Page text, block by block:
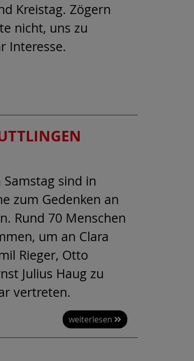
Kreistag. Zögern
nicht, uns zu
Interesse.
sind in
zum Gedenken an
Rund 70 Menschen
um an Clara
Rieger, Otto
Julius Haug zu
vertreten.
weiterlesen